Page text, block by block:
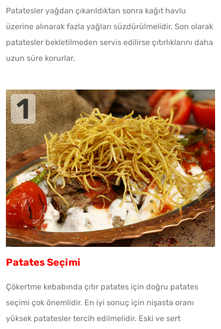
Patatesler yağdan çıkarıldıktan sonra kağıt havlu
üzerine alınarak fazla yağları süzdürülmelidir. Son olarak
patatesler bekletilmeden servis edilirse çıtırlıklarını daha
uzun süre korurlar.
Patates Seçimi
Çökertme kebabında çıtır patates için doğru patates
seçimi çok önemlidir. En iyi sonuç için nişasta oranı
yüksek patatesler tercih edilmelidir. Eski ve sert